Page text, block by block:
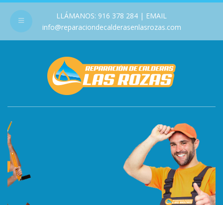
LLÁMANOS: 916 378 284 | EMAIL
info@reparaciondecalderasenlasrozas.com